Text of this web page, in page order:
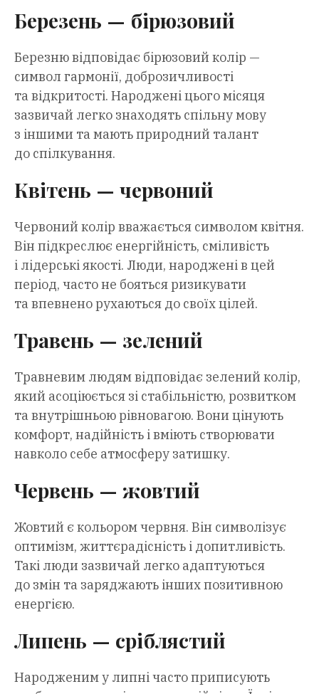
Березень — бірюзовий
Березню відповідає бірюзовий колір —
символ гармонії, доброзичливості
та відкритості. Народжені цього місяця
зазвичай легко знаходять спільну мову
з іншими та мають природний талант
до спілкування.
Квітень — червоний
Червоний колір вважається символом квітня.
Він підкреслює енергійність, сміливість
і лідерські якості. Люди, народжені в цей
період, часто не бояться ризикувати
та впевнено рухаються до своїх цілей.
Травень — зелений
Травневим людям відповідає зелений колір,
який асоціюється зі стабільністю, розвитком
та внутрішньою рівновагою. Вони цінують
комфорт, надійність і вміють створювати
навколо себе атмосферу затишку.
Червень — жовтий
Жовтий є кольором червня. Він символізує
оптимізм, життєрадісність і допитливість.
Такі люди зазвичай легко адаптуються
до змін та заряджають інших позитивною
енергією.
Липень — сріблястий
Народженим у липні часто приписують